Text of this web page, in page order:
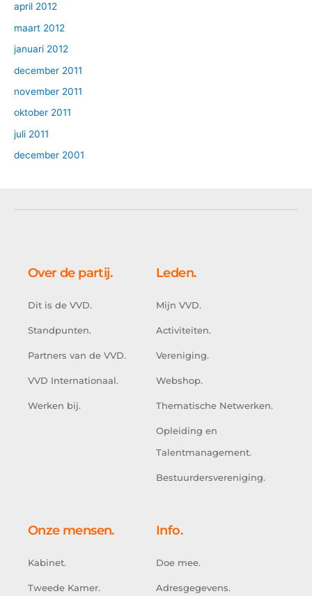
april 2012
maart 2012
januari 2012
december 2011
november 2011
oktober 2011
juli 2011
december 2001
Over de partij.
Dit is de VVD.
Standpunten.
Partners van de VVD.
VVD Internationaal.
Werken bij.
Leden.
Mijn VVD.
Activiteiten.
Vereniging.
Webshop.
Thematische Netwerken.
Opleiding en
Talentmanagement.
Bestuurdersvereniging.
Onze mensen.
Kabinet.
Tweede Kamer.
Info.
Doe mee.
Adresgegevens.